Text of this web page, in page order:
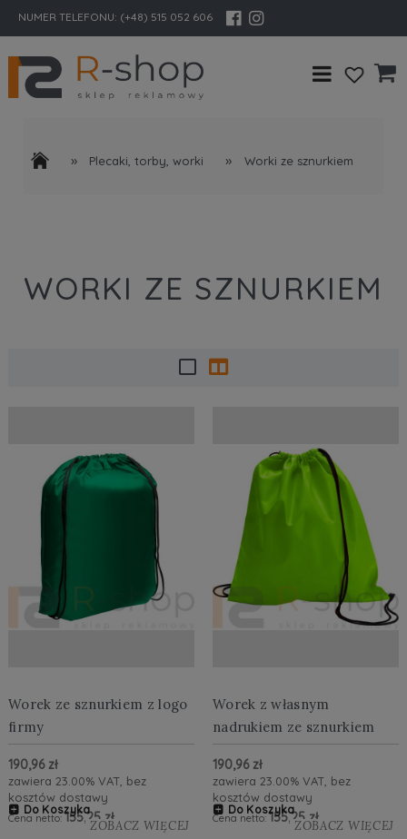
NUMER TELEFONU: (+48) 515 052 606
» Plecaki, torby, worki » Worki ze sznurkiem
WORKI ZE SZNURKIEM
Worek ze sznurkiem z logo
firmy
190,96 zł
zawiera 23.00% VAT, bez
kosztów dostawy
Cena netto:155,25 zł
Do Koszyka
ZOBACZ WIĘCEJ
Worek z własnym
nadrukiem ze sznurkiem
190,96 zł
zawiera 23.00% VAT, bez
kosztów dostawy
Cena netto:155,25 zł
Do Koszyka
ZOBACZ WIĘCEJ